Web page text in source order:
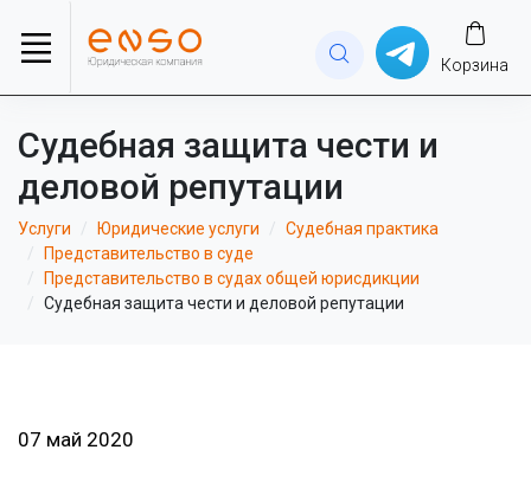
Корзина
Судебная защита чести и
деловой репутации
Услуги Юридические услуги
Cудебная практика
Представительство в суде
Представительство в судах общей юрисдикции
Судебная защита чести и деловой репутации
07 май 2020